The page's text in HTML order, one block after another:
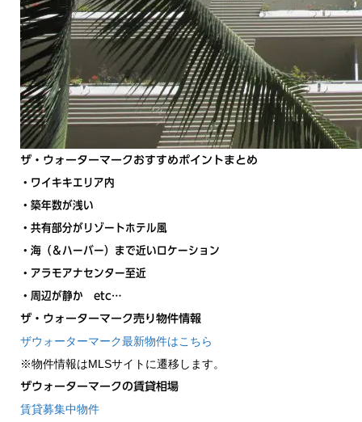
ザ・ウォーターマークおすすめポイントまとめ
・ワイキキエリア内
・築年数が浅い
・共有部分がリゾートホテル風
・海（＆ハーバー）まで近いロケーション
・アラモアナセンター至近
・周辺が静か etc…
ザ・ウォーターマーク売り物件情報
ザウォーターマーク最新物件はこちら
※物件情報はMLSサイトに遷移します。
ザウォーターマークの賃貸相場
賃貸募集中物件